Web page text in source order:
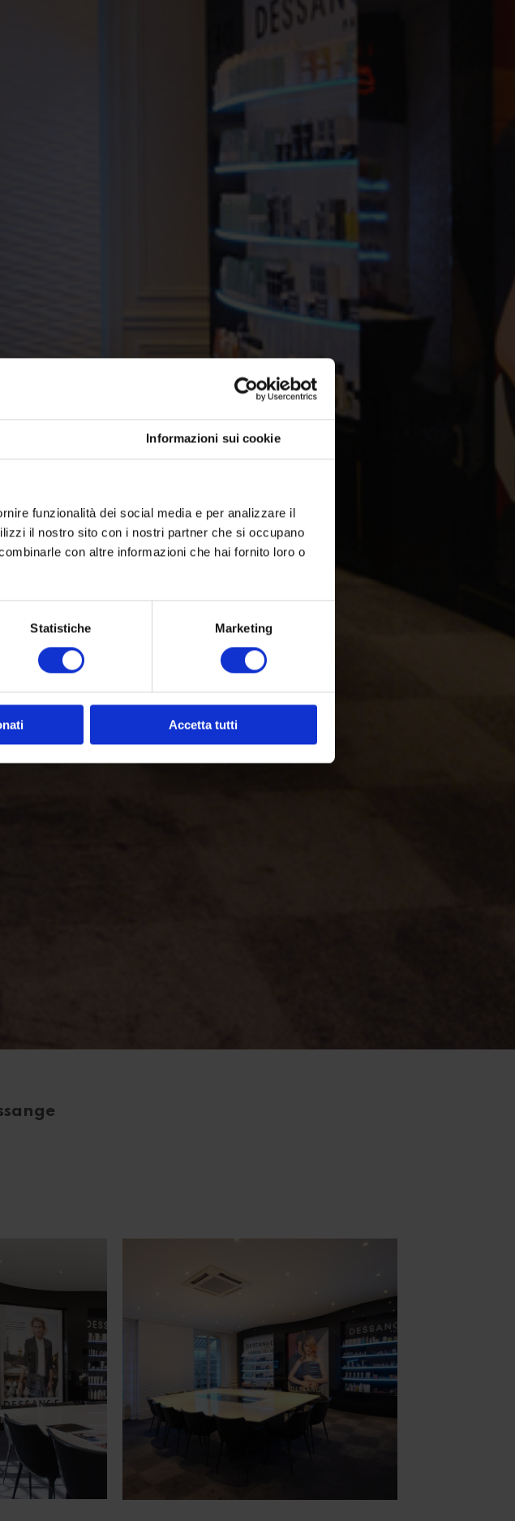
Informazioni sui cookie
funzionalità dei social media e per analizzare il
il nostro sito con i nostri partner che si occupano
con altre informazioni che hai fornito loro o
Statistiche Marketing
Accetta tutti